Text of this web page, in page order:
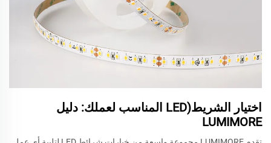
اختيار الشريط(LED المناسب لعملك: دليل
LUMIMORE